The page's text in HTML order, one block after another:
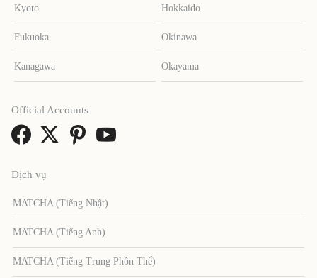
Kyoto Hokkaido
Fukuoka Okinawa
Kanagawa Okayama
Dịch vụ
MATCHA (Tiếng Nhật)
MATCHA (Tiếng Anh)
MATCHA (Tiếng Trung Phồn Thể)
Official Accounts